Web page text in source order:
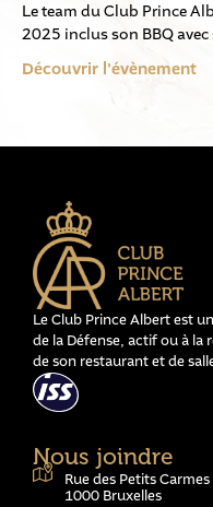
Le team du Club Prince
2025 inclus son BBQ
Découvrir l'évènement
Le Club Prince Albert est
de la Défense, actif ou à la
de son restaurant et de
Nous joindre
Rue des Petits
1000 Bruxelles